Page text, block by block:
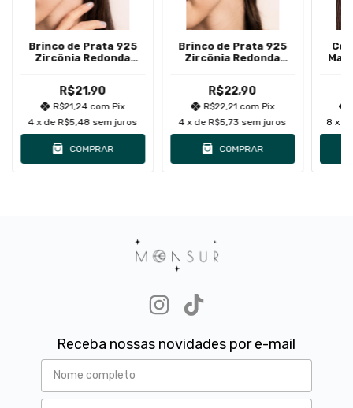
Brinco de Prata 925
Zircônia Redonda
R$21,90
R$21,24 com Pix
4 x deR$5,48 sem juros
COMPRAR
Brinco de Prata 925
Zircônia Redonda
R$22,90
R$22,21 com Pix
4 x deR$5,73 sem juros
COMPRAR
8 x
Receba nossas novidades por e-mail